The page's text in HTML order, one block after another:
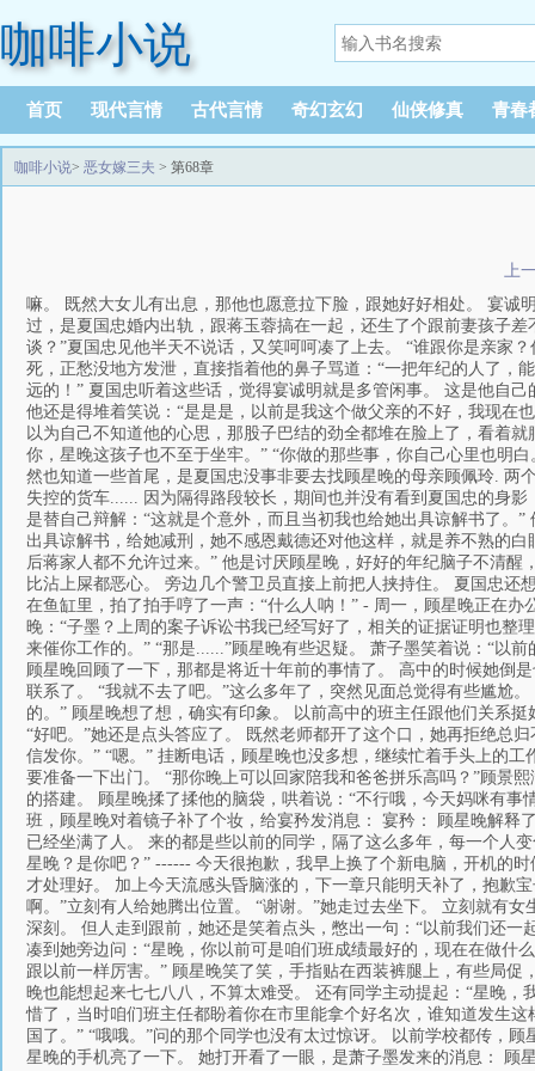
咖啡小说
首页 现代言情 古代言情 奇幻玄幻 仙侠修真 青春
咖啡小说> 恶女嫁三夫 > 第68章
上
嘛。 既然大女儿有出息，那他也愿意拉下脸，跟她好好相处。 宴
过，是夏国忠婚内出轨，跟蒋玉蓉搞在一起，还生了个跟前妻孩子
谈？”夏国忠见他半天不说话，又笑呵呵凑了上去。 “谁跟你是亲家
死，正愁没地方发泄，直接指着他的鼻子骂道：“一把年纪的人了，
远的！” 夏国忠听着这些话，觉得宴诚明就是多管闲事。 这是他自
他还是得堆着笑说：“是是是，以前是我这个做父亲的不好，我现在
以为自己不知道他的心思，那股子巴结的劲全都堆在脸上了，看着
你，星晚这孩子也不至于坐牢。” “你做的那些事，你自己心里也明
然也知道一些首尾，是夏国忠没事非要去找顾星晚的母亲顾佩玲.
失控的货车...... 因为隔得路段较长，期间也并没有看到夏国忠的身
是替自己辩解：“这就是个意外，而且当初我也给她出具谅解书了。
出具谅解书，给她减刑，她不感恩戴德还对他这样，就是养不熟的
后蒋家人都不允许过来。” 他是讨厌顾星晚，好好的年纪脑子不清
比沾上屎都恶心。 旁边几个警卫员直接上前把人挟持住。 夏国忠
在鱼缸里，拍了拍手哼了一声：“什么人呐！” - 周一，顾星晚正在
晚：“子墨？上周的案子诉讼书我已经写好了，相关的证据证明也整
来催你工作的。” “那是......”顾星晚有些迟疑。 萧子墨笑着说：“以
顾星晚回顾了一下，那都是将近十年前的事情了。 高中的时候她倒
联系了。 “我就不去了吧。”这么多年了，突然见面总觉得有些尴尬
的。” 顾星晚想了想，确实有印象。 以前高中的班主任跟他们关系
“好吧。”她还是点头答应了。 既然老师都开了这个口，她再拒绝总
信发你。” “嗯。” 挂断电话，顾星晚也没多想，继续忙着手头上的
要准备一下出门。 “那你晚上可以回家陪我和爸爸拼乐高吗？”顾景
的搭建。 顾星晚揉了揉他的脑袋，哄着说：“不行哦，今天妈咪有
班，顾星晚对着镜子补了个妆，给宴矜发消息： 宴矜： 顾星晚解
已经坐满了人。 来的都是些以前的同学，隔了这么多年，每一个人
星晚？是你吧？” ------ 今天很抱歉，我早上换了个新电脑，开机的
才处理好。 加上今天流感头昏脑涨的，下一章只能明天补了，抱歉
啊。”立刻有人给她腾出位置。 “谢谢。”她走过去坐下。 立刻就有
深刻。 但人走到跟前，她还是笑着点头，憋出一句：“以前我们还
凑到她旁边问：“星晚，你以前可是咱们班成绩最好的，现在在做什
跟以前一样厉害。” 顾星晚笑了笑，手指贴在西装裤腿上，有些局
晚也能想起来七七八八，不算太难受。 还有同学主动提起：“星晚
惜了，当时咱们班主任都盼着你在市里能拿个好名次，谁知道发生
国了。” “哦哦。”问的那个同学也没有太过惊讶。 以前学校都传，
星晚的手机亮了一下。 她打开看了一眼，是萧子墨发来的消息：